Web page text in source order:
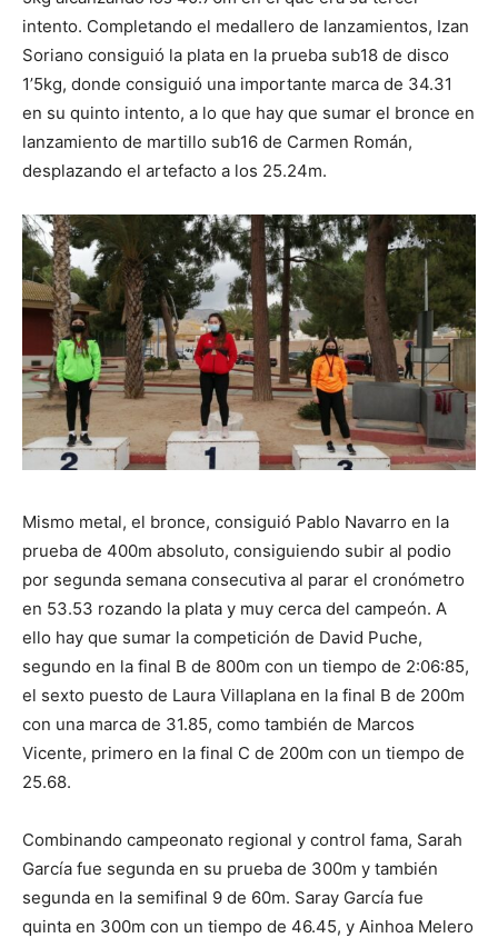
intento. Completando el medallero de lanzamientos, Izan
Soriano consiguió la plata en la prueba sub18 de disco
1’5kg, donde consiguió una importante marca de 34.31
en su quinto intento, a lo que hay que sumar el bronce en
lanzamiento de martillo sub16 de Carmen Román,
desplazando el artefacto a los 25.24m.
Mismo metal, el bronce, consiguió Pablo Navarro en la
prueba de 400m absoluto, consiguiendo subir al podio
por segunda semana consecutiva al parar el cronómetro
en 53.53 rozando la plata y muy cerca del campeón. A
ello hay que sumar la competición de David Puche,
segundo en la final B de 800m con un tiempo de 2:06:85,
el sexto puesto de Laura Villaplana en la final B de 200m
con una marca de 31.85, como también de Marcos
Vicente, primero en la final C de 200m con un tiempo de
25.68.
Combinando campeonato regional y control fama, Sarah
García fue segunda en su prueba de 300m y también
segunda en la semifinal 9 de 60m. Saray García fue
quinta en 300m con un tiempo de 46.45, y Ainhoa Melero